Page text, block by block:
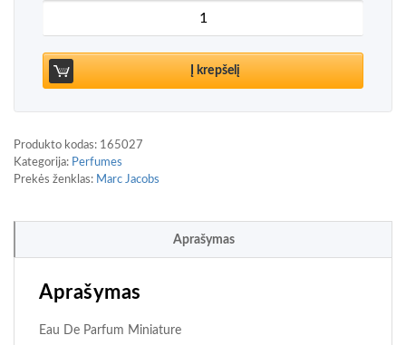
produkto kiekis: Marc Jacobs Daisy Wild Eau So
Į krepšelį
Produkto kodas: 165027
Kategorija: Perfumes
Prekės ženklas: Marc Jacobs
Aprašymas
Aprašymas
Eau De Parfum Miniature